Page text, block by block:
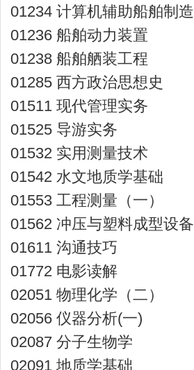
01234 计算机辅助船舶制造
01236 船舶动力装置
01238 船舶舾装工程
01285 西方政治思想史
01511 现代管理实务
01525 导游实务
01532 实用测量技术
01542 水文地质学基础
01553 工程测量（一）
01562 冲压与塑料成型设备
01611 沟通技巧
01772 电影读解
02051 物理化学（二）
02056 仪器分析(一)
02087 分子生物学
02091 地质学基础